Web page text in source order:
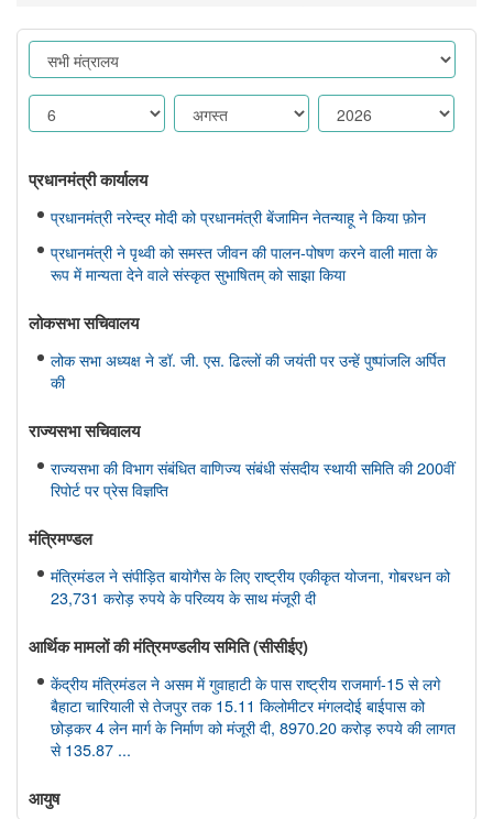
प्रधानमंत्री कार्यालय
प्रधानमंत्री नरेन्द्र मोदी को प्रधानमंत्री बेंजामिन नेतन्याहू ने किया फ़ोन
प्रधानमंत्री ने पृथ्वी को समस्त जीवन की पालन-पोषण करने वाली माता के
रूप में मान्यता देने वाले संस्कृत सुभाषितम् को साझा किया
लोकसभा सचिवालय
लोक सभा अध्यक्ष ने डॉ. जी. एस. ढिल्लों की जयंती पर उन्हें पुष्पांजलि अर्पित
की
राज्यसभा सचिवालय
राज्यसभा की विभाग संबंधित वाणिज्य संबंधी संसदीय स्थायी समिति की 200वीं
रिपोर्ट पर प्रेस विज्ञप्ति
मंत्रिमण्‍डल
मंत्रिमंडल ने संपीड़ित बायोगैस के लिए राष्ट्रीय एकीकृत योजना, गोबरधन को
23,731 करोड़ रुपये के परिव्यय के साथ मंजूरी दी
आर्थिक मामलों की मंत्रिमण्‍डलीय समिति (सीसीईए)
केंद्रीय मंत्रिमंडल ने असम में गुवाहाटी के पास राष्ट्रीय राजमार्ग-15 से लगे
बैहाटा चारियाली से तेजपुर तक 15.11 किलोमीटर मंगलदोई बाईपास को
छोड़कर 4 लेन मार्ग के निर्माण को मंजूरी दी, 8970.20 करोड़ रुपये की लागत
से 135.87 ...
आयुष